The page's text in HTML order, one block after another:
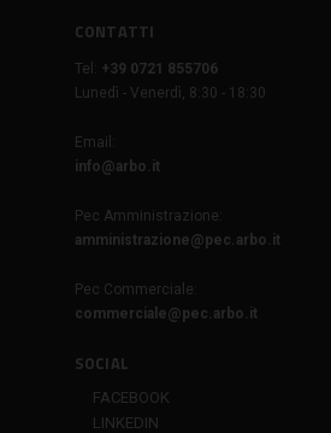
CONTATTI
Tel:
+39 0721 855706
Lunedì - Venerdì, 8:30 - 18:30
Email:
info@arbo.it
Pec Amministrazione:
amministrazione@pec.arbo.it
Pec Commerciale:
commerciale@pec.arbo.it
SOCIAL
FACEBOOK
LINKEDIN